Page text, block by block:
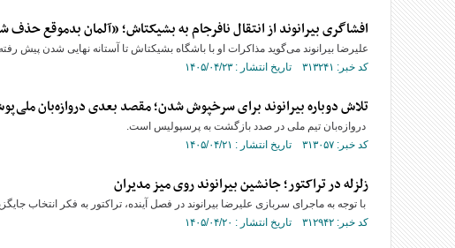
افشاگری بیرانوند از انتقال نافرجام به بشیکتاش؛ «آلمان بدموقع حذف
علیرضا بیرانوند می‌گوید مذاکرات او با باشگاه بشیکتاش تا آستانه نهایی شدن پیش
کد خبر: ۳۱۳۲۴۱ تاریخ انتشار : ۱۴۰۵/۰۴/۲۳
تلاش دوباره بیرانوند برای سرخپوش شدن؛ مقصد بعدی دروازه‌بان
دروازه‌بان تیم ملی در صدد بازگشت به پرسپولیس است.
کد خبر: ۳۱۳۰۵۷ تاریخ انتشار : ۱۴۰۵/۰۴/۲۱
زلزله در تراکتور؛ جانشین بیرانوند روی میز مدیران
با توجه به ماجرای سربازی علیرضا بیرانوند در فصل آینده، تراکتور به فکر انتخاب
کد خبر: ۳۱۲۹۴۲ تاریخ انتشار : ۱۴۰۵/۰۴/۲۰